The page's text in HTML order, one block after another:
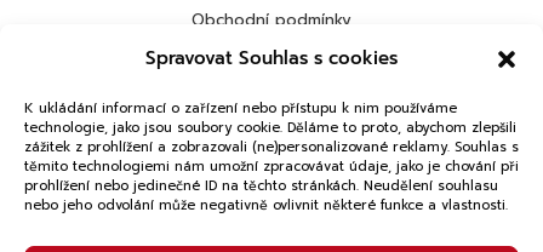
Spravovat Souhlas s cookies
K ukládání informací o zařízení nebo přístupu k nim používáme
technologie, jako jsou soubory cookie. Děláme to proto, abychom zlepšili
zážitek z prohlížení a zobrazovali (ne)personalizované reklamy. Souhlas s
těmito technologiemi nám umožní zpracovávat údaje, jako je chování při
prohlížení nebo jedinečné ID na těchto stránkách. Neudělení souhlasu
nebo jeho odvolání může negativně ovlivnit některé funkce a vlastnosti.
Obchodní podmínky
Ochrana osobních údajů
ODEBÍRAT
Copyright © 2026 VTGLAB. Všechna práva vyhrazena.